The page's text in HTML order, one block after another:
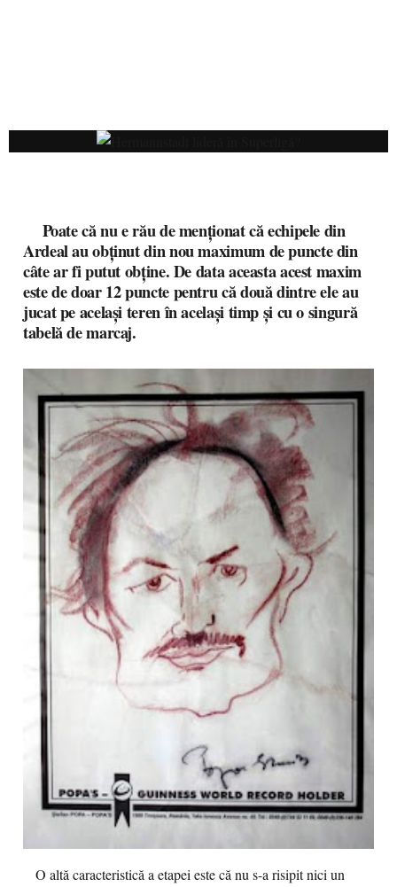
Poate că nu e rău de menționat că echipele din
Ardeal au obținut din nou maximum de puncte din
câte ar fi putut obține. De data aceasta acest maxim
este de doar 12 puncte pentru că două dintre ele au
jucat pe același teren în același timp și cu o singură
tabelă de marcaj.
O altă caracteristică a etapei este că nu s-a risipit nici un